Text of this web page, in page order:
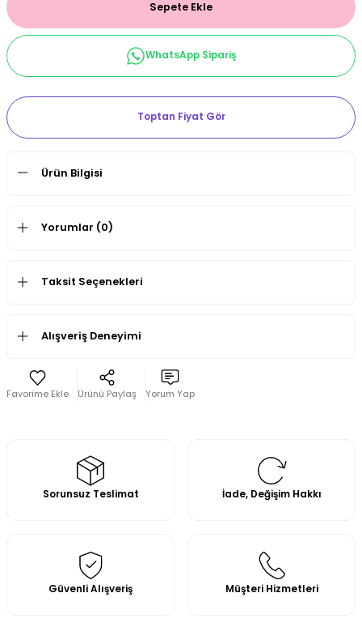
Sepete Ekle
WhatsApp Sipariş
Toptan Fiyat Gör
Ürün Bilgisi
Yorumlar (0)
Taksit Seçenekleri
Alışveriş Deneyimi
Ürünü Paylaş Yorum Yap
Sorunsuz Teslimat İade, Değişim Hakkı
Güvenli Alışveriş Müşteri Hizmetleri